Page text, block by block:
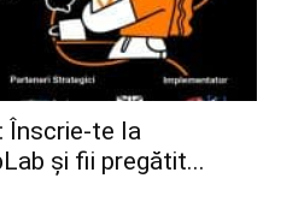
Înscrie-te la
și fii pregătit...